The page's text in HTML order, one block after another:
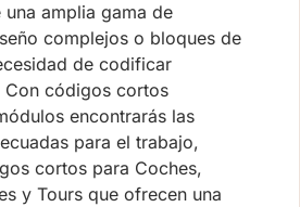
amplia gama de
complejos o bloques de
de codificar
Con códigos cortos
encontrarás las
para el trabajo,
cortos para Coches,
y Tours que ofrecen una